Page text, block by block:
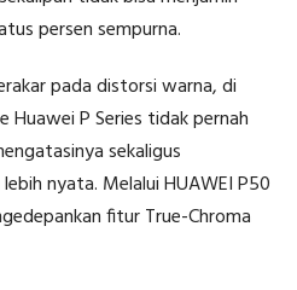
persen sempurna.
pada distorsi warna, di
Huawei P Series tidak pernah
sekaligus
nyata. Melalui HUAWEI P50
fitur True-Chroma